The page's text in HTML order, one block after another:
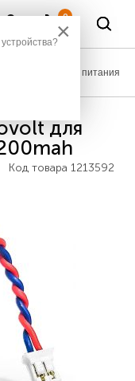
0
элементы питания
для
Код товара 1213592
×